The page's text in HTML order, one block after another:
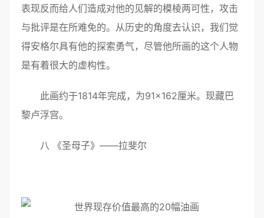
表现反而给人们造成对他的见解的模棱两可性，攻击
与批评是在所难免的。从历史的角度去认识，我们觉
得安格尔具有他的探索勇气，尽管他所画的这个人物
是有着很大的虚构性。
此画约于1814年完成，为91×162厘米。现藏巴
黎卢浮宫。
八 《圣母子》——拉斐尔